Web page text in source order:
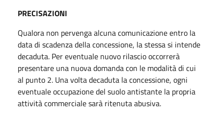
PRECISAZIONI
Qualora non pervenga alcuna comunicazione entro la
data di scadenza della concessione, la stessa si intende
decaduta. Per eventuale nuovo rilascio occorrerà
presentare una nuova domanda con le modalità di cui
al punto 2. Una volta decaduta la concessione, ogni
eventuale occupazione del suolo antistante la propria
attività commerciale sarà ritenuta abusiva.